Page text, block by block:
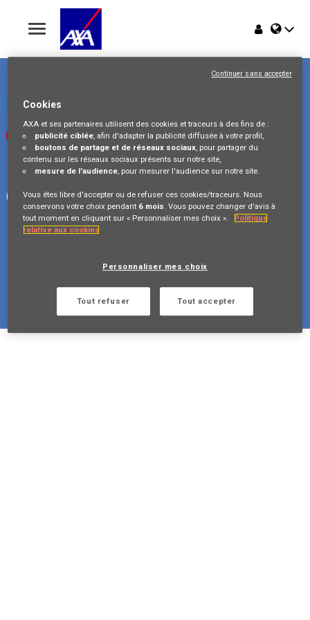
Toggle
navigation
Offres
Pourquoi AXA Belgium
Consultez notre page LinkedIn
Regardez nos vidéos sur Youtube
Visitez-nous sur Instagram
Suivez notre page Facebook
Confidentialité des données
FAQ
Cookie Policy
Legal Information
Cookies
AXA et ses partenaires utilisent des cookies et traceurs à des fins de :
publicité ciblée, afin d'adapter la publicité diffusée à votre profil,
boutons de partage et de réseaux sociaux, pour partager du
contenu sur les réseaux sociaux présents sur notre site,
mesure de l'audience, pour mesurer l'audience sur notre site.
Vous êtes libre d'accepter ou de refuser ces cookies/traceurs. Nous
conservons votre choix pendant 6 mois. Vous pouvez changer d'avis à
tout moment en cliquant sur « Personnaliser mes choix ».
Politique
relative aux cookies
Personnaliser mes choix
Tout refuser Tout accepter
Continuer sans accepter